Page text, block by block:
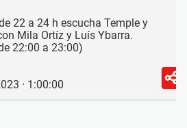
22 a 24 h escucha Temple y
Mila Ortíz y Luís Ybarra.
22:00 a 23:00)
· 1:00:00